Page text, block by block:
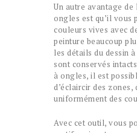
Un autre avantage
ongles est qu’il vous
couleurs vives avec
peinture beaucoup
les détails du dessin
sont conservés
à ongles, il est
d’éclaircir des zones,
uniformément des
Avec cet outil, vous